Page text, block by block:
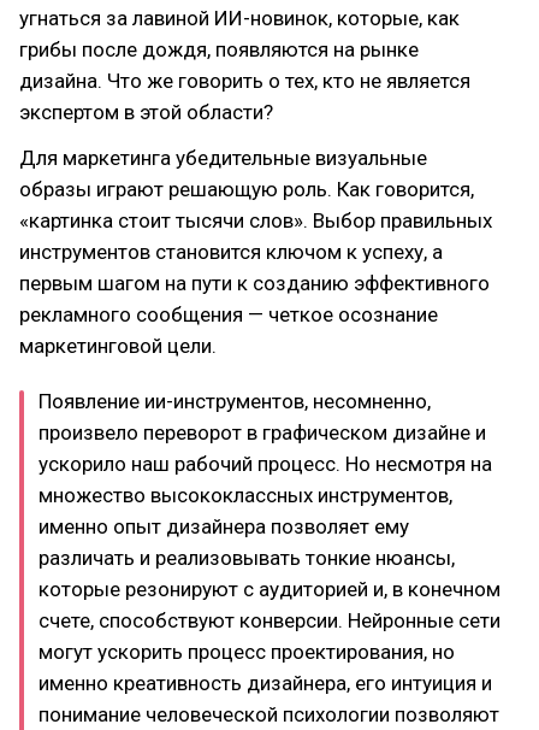
угнаться за лавиной ИИ-новинок, которые, как
грибы после дождя, появляются на рынке
дизайна. Что же говорить о тех, кто не является
экспертом в этой области?
Для маркетинга убедительные визуальные
образы играют решающую роль. Как говорится,
«картинка стоит тысячи слов». Выбор правильных
инструментов становится ключом к успеху, а
первым шагом на пути к созданию эффективного
рекламного сообщения — четкое осознание
маркетинговой цели.
Появление ии-инструментов, несомненно,
произвело переворот в графическом дизайне и
ускорило наш рабочий процесс. Но несмотря на
множество высококлассных инструментов,
именно опыт дизайнера позволяет ему
различать и реализовывать тонкие нюансы,
которые резонируют с аудиторией и, в конечном
счете, способствуют конверсии. Нейронные сети
могут ускорить процесс проектирования, но
именно креативность дизайнера, его интуиция и
понимание человеческой психологии позволяют